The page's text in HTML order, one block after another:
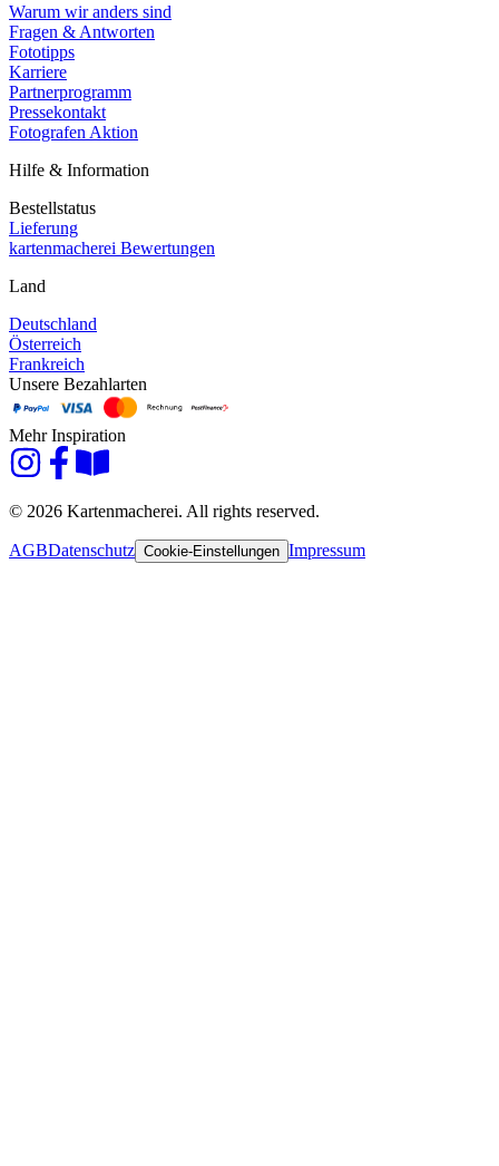
Warum wir anders sind
Fragen & Antworten
Fototipps
Karriere
Partnerprogramm
Pressekontakt
Fotografen Aktion
Hilfe & Information
Bestellstatus
Lieferung
kartenmacherei Bewertungen
Land
Deutschland
Österreich
Frankreich
Unsere Bezahlarten
Mehr Inspiration
© 2026 Kartenmacherei. All rights reserved.
AGBDatenschutz Cookie-Einstellungen Impressum